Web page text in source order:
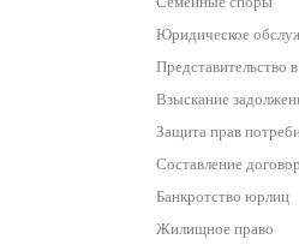
Юридическое
Представительство
Взыскание
Защита прав
Составление
Банкротство юрлиц
Жилищное право